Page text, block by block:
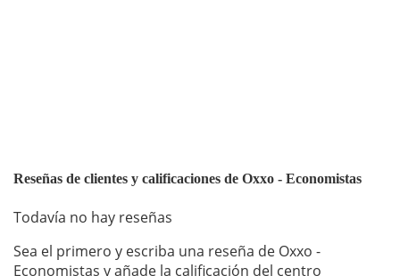
Reseñas de clientes y calificaciones de Oxxo - Economistas
Todavía no hay reseñas
Sea el primero y escriba una reseña de Oxxo -
Economistas y añade la calificación del centro